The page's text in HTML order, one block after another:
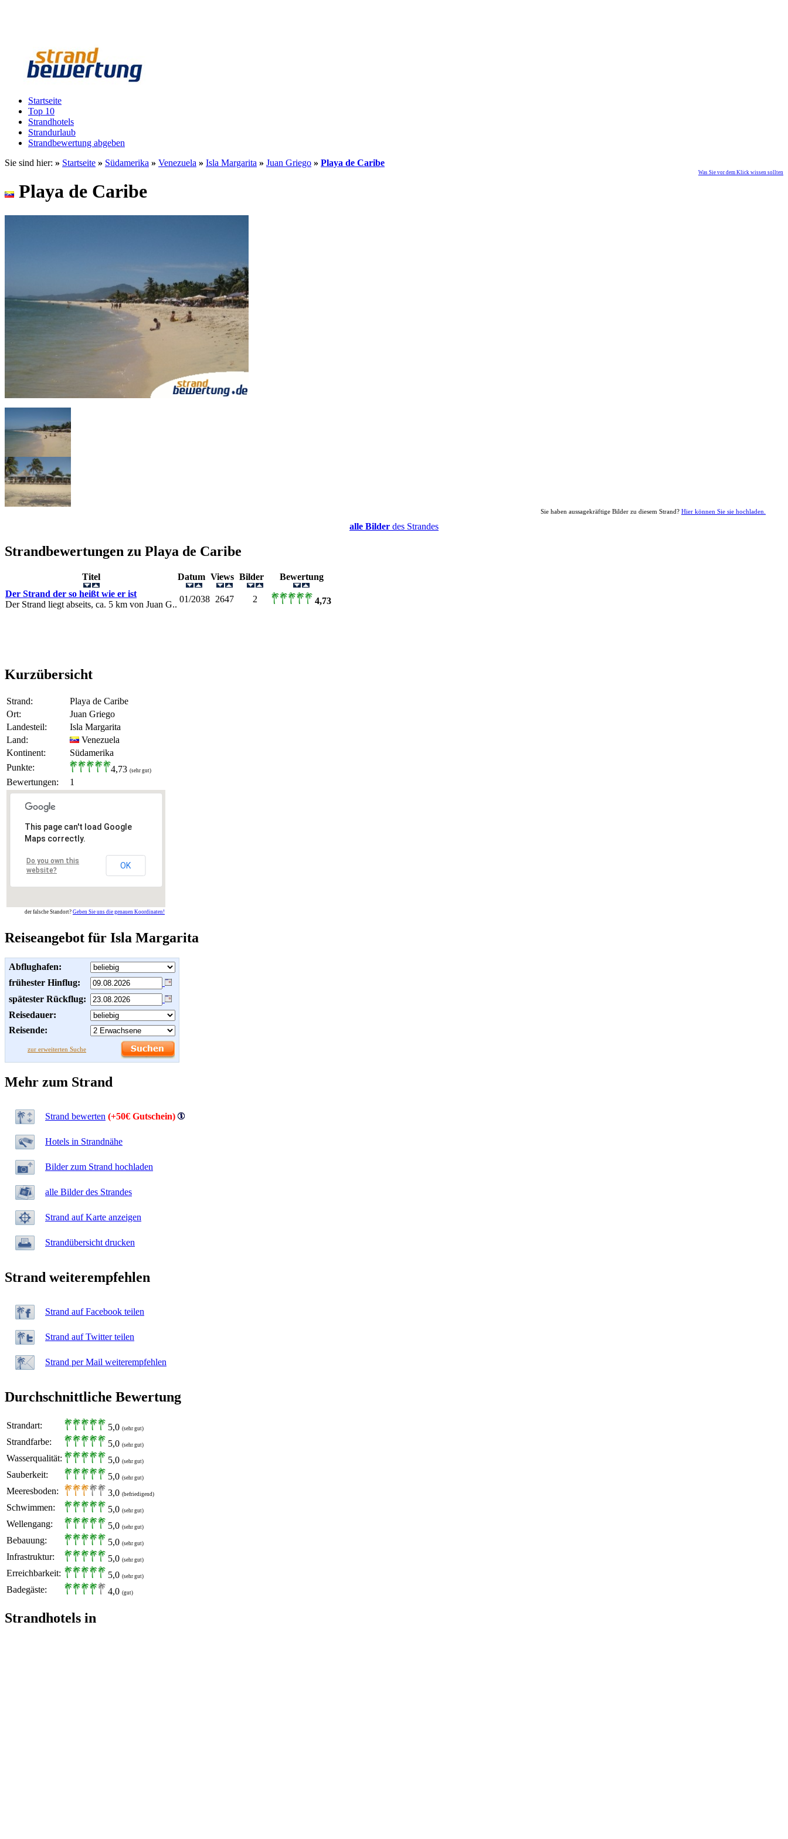
Startseite
Top 10
Strandhotels
Strandurlaub
Strandbewertung abgeben
Was Sie vor dem Klick wissen sollten
Sie sind hier: » Startseite » Südamerika » Venezuela » Isla Margarita » Juan Griego » Playa de Caribe
Playa de Caribe
Sie haben aussagekräftige Bilder zu diesem Strand? Hier können Sie sie hochladen.
alle Bilder des Strandes
Strandbewertungen zu Playa de Caribe
Titel Datum Views Bilder
Bewertung
Der Strand der so heißt wie er ist
Der Strand liegt abseits, ca. 5 km von Juan G..
01/2038 2647 2 4,73
Kurzübersicht
Strand:
Playa de Caribe
Ort:
Juan Griego
Landesteil:
Isla Margarita
Land:
Venezuela
Kontinent:
Südamerika
Punkte:
4,73 (sehr gut)
Bewertungen: 1
This page can't load Google
Maps correctly.
Do you own this
website?
OK
der falsche Standort? Geben Sie uns die genauen Koordinaten!
Reiseangebot für Isla Margarita
Abflughafen:
frühester Hinflug:
spätester Rückflug:
Reisedauer:
Reisende:
zur erweiterten Suche
Mehr zum Strand
Strand bewerten (+50€ Gutschein)
Hotels in Strandnähe
Bilder zum Strand hochladen
alle Bilder des Strandes
Strand auf Karte anzeigen
Strandübersicht drucken
Strand weiterempfehlen
Strand auf Facebook teilen
Strand auf Twitter teilen
Strand per Mail weiterempfehlen
Durchschnittliche Bewertung
Strandart: 5,0 (sehr gut)
Strandfarbe: 5,0 (sehr gut)
Wasserqualität: 5,0 (sehr gut)
Sauberkeit: 5,0 (sehr gut)
Meeresboden: 3,0 (befriedigend)
Schwimmen: 5,0 (sehr gut)
Wellengang: 5,0 (sehr gut)
Bebauung: 5,0 (sehr gut)
Infrastruktur: 5,0 (sehr gut)
Erreichbarkeit: 5,0 (sehr gut)
Badegäste: 4,0 (gut)
Strandhotels in